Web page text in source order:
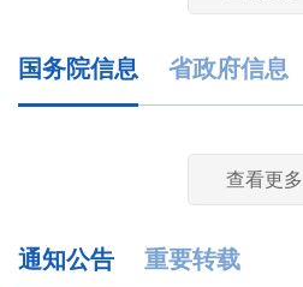
国务院信息 省政府信息
查看更多
通知公告 重要转载